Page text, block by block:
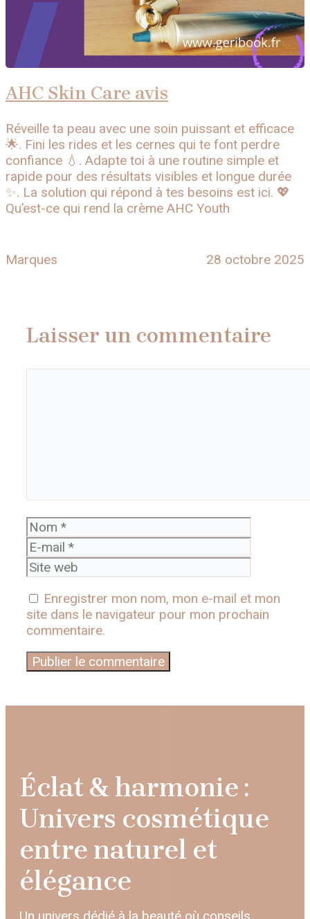
AHC Skin Care avis
Réveille ta peau avec une soin puissant et efficace
🌟. Fini les rides et les cernes qui te font perdre
confiance 💧. Adapte toi à une routine simple et
rapide pour des résultats visibles et longue durée
✨. La solution qui répond à tes besoins est ici. 💖
Qu’est-ce qui rend la crème AHC Youth
Marques 28 octobre 2025
Laisser un commentaire
Nom
mail
web
Enregistrer mon nom, mon e-mail et mon
site dans le navigateur pour mon prochain
commentaire.
Éclat & harmonie :
Univers cosmétique
entre naturel et
élégance